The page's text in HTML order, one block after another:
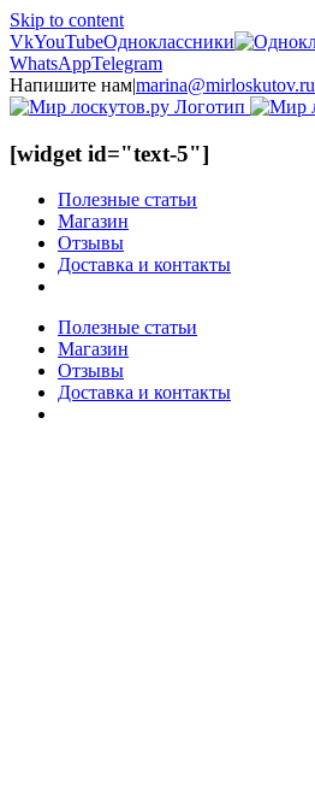
Skip to content
VkYouTubeОдноклассники
WhatsAppTelegram
Напишите нам|marina@mirloskutov.ru
[widget id="text-5"]
Полезные статьи
Магазин
Отзывы
Доставка и контакты
Полезные статьи
Магазин
Отзывы
Доставка и контакты